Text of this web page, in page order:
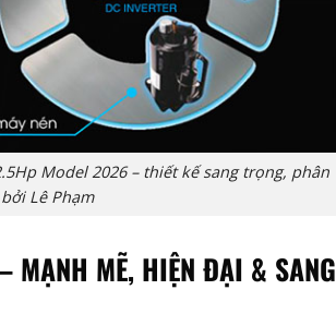
Model 2026 – thiết kế sang trọng, phân
Lê Phạm
MẠNH MẼ, HIỆN ĐẠI & SANG